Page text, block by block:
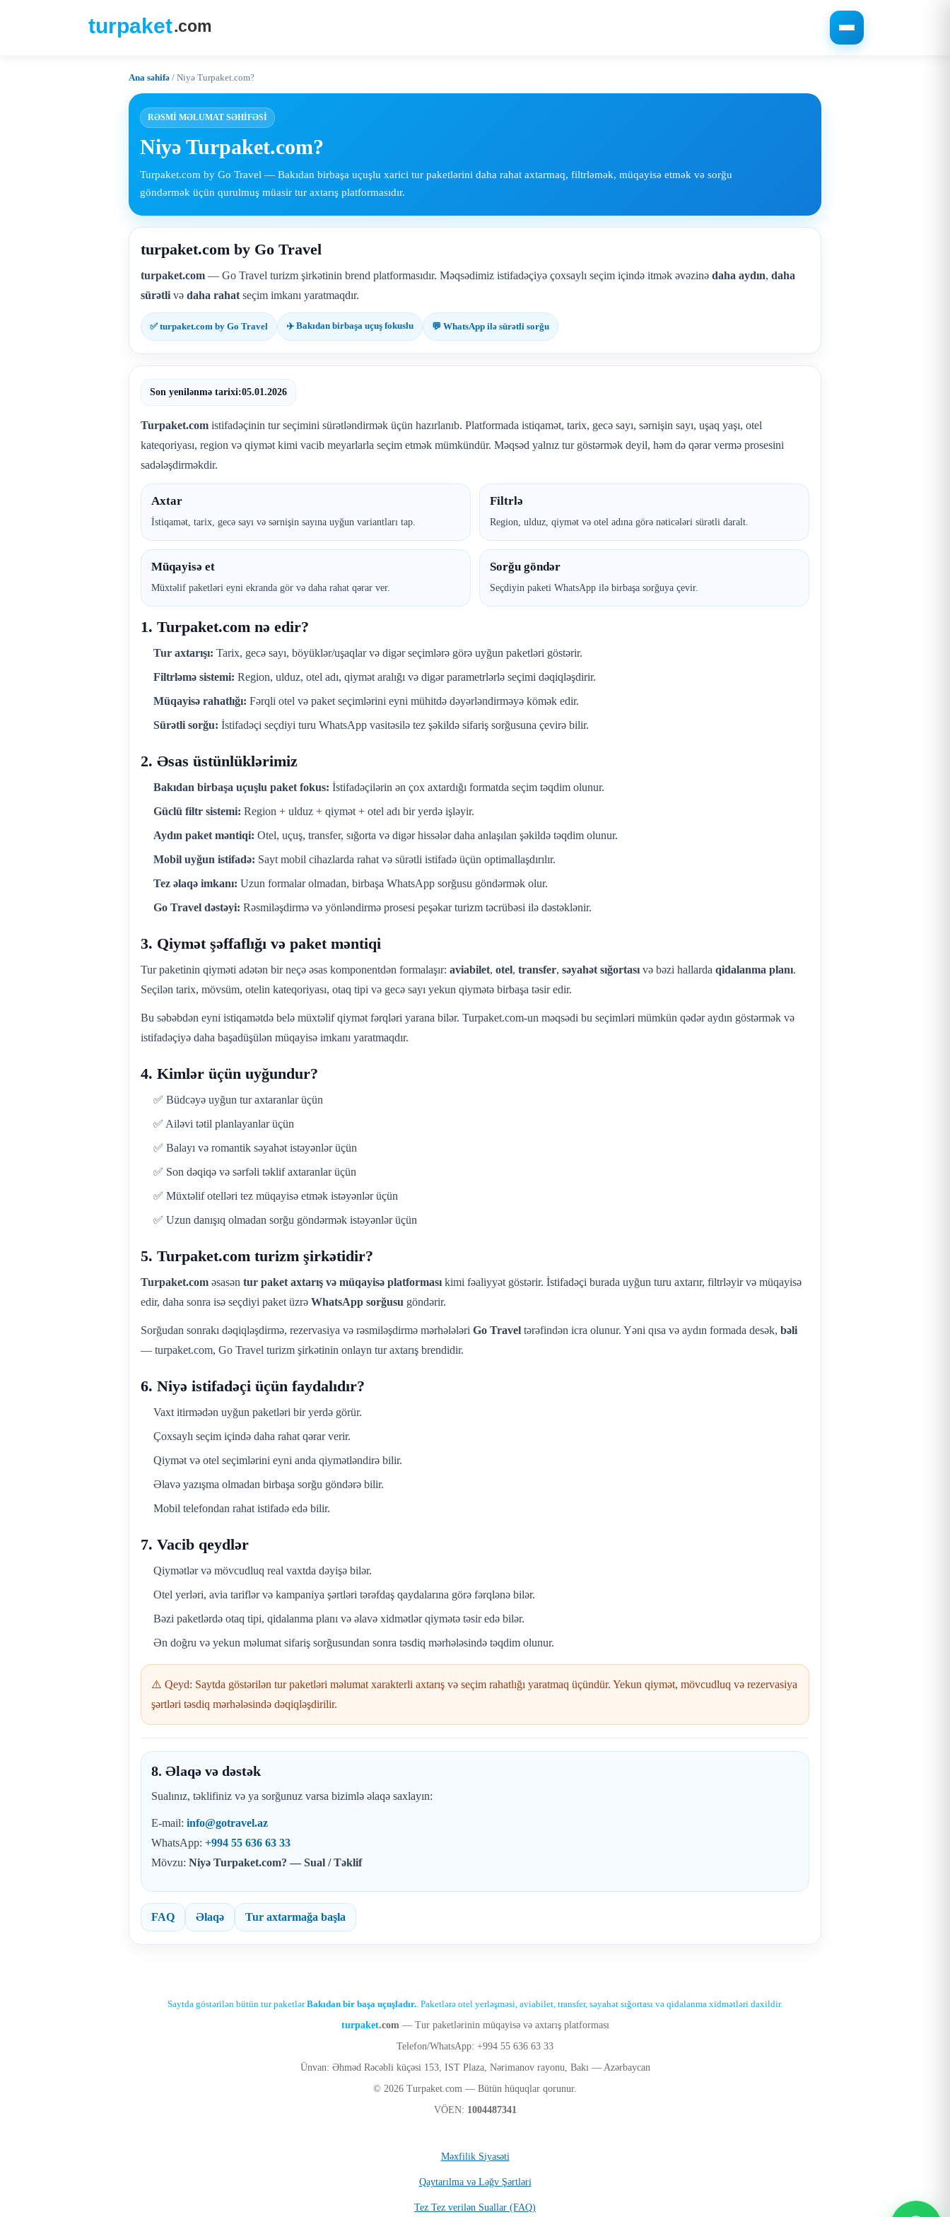
Ana səhifə / Niyə Turpaket.com?
RƏSMİ MƏLUMAT SƏHİFƏSİ
Niyə Turpaket.com?
Turpaket.com by Go Travel — Bakıdan birbaşa uçuşlu xarici tur paketlərini daha rahat axtarmaq, filtrləmək, müqayisə etmək və sorğu
göndərmək üçün qurulmuş müasir tur axtarış platformasıdır.
turpaket.com by Go Travel
turpaket.com — Go Travel turizm şirkətinin brend platformasıdır. Məqsədimiz istifadəçiyə çoxsaylı seçim içində itmək əvəzinə daha aydın, daha
sürətli və daha rahat seçim imkanı yaratmaqdır.
✅ turpaket.com by Go Travel ✈️ Bakıdan birbaşa uçuş fokuslu 💬 WhatsApp ilə sürətli sorğu
Son yenilənmə tarixi:05.01.2026
Turpaket.com istifadəçinin tur seçimini sürətləndirmək üçün hazırlanıb. Platformada istiqamət, tarix, gecə sayı, sərnişin sayı, uşaq yaşı, otel
kateqoriyası, region və qiymət kimi vacib meyarlarla seçim etmək mümkündür. Məqsəd yalnız tur göstərmək deyil, həm də qərar vermə prosesini
sadələşdirməkdir.
Axtar
İstiqamət, tarix, gecə sayı və sərnişin sayına uyğun variantları tap.
Filtrlə
Region, ulduz, qiymət və otel adına görə nəticələri sürətli daralt.
Müqayisə et
Müxtəlif paketləri eyni ekranda gör və daha rahat qərar ver.
Sorğu göndər
Seçdiyin paketi WhatsApp ilə birbaşa sorğuya çevir.
1. Turpaket.com nə edir?
Tur axtarışı: Tarix, gecə sayı, böyüklər/uşaqlar və digər seçimlərə görə uyğun paketləri göstərir.
Filtrləmə sistemi: Region, ulduz, otel adı, qiymət aralığı və digər parametrlərlə seçimi dəqiqləşdirir.
Müqayisə rahatlığı: Fərqli otel və paket seçimlərini eyni mühitdə dəyərləndirməyə kömək edir.
Sürətli sorğu: İstifadəçi seçdiyi turu WhatsApp vasitəsilə tez şəkildə sifariş sorğusuna çevirə bilir.
2. Əsas üstünlüklərimiz
Bakıdan birbaşa uçuşlu paket fokus: İstifadəçilərin ən çox axtardığı formatda seçim təqdim olunur.
Güclü filtr sistemi: Region + ulduz + qiymət + otel adı bir yerdə işləyir.
Aydın paket məntiqi: Otel, uçuş, transfer, sığorta və digər hissələr daha anlaşılan şəkildə təqdim olunur.
Mobil uyğun istifadə: Sayt mobil cihazlarda rahat və sürətli istifadə üçün optimallaşdırılır.
Tez əlaqə imkanı: Uzun formalar olmadan, birbaşa WhatsApp sorğusu göndərmək olur.
Go Travel dəstəyi: Rəsmiləşdirmə və yönləndirmə prosesi peşəkar turizm təcrübəsi ilə dəstəklənir.
3. Qiymət şəffaflığı və paket məntiqi
Tur paketinin qiyməti adətən bir neçə əsas komponentdən formalaşır: aviabilet, otel, transfer, səyahət sığortası və bəzi hallarda qidalanma planı.
Seçilən tarix, mövsüm, otelin kateqoriyası, otaq tipi və gecə sayı yekun qiymətə birbaşa təsir edir.
Bu səbəbdən eyni istiqamətdə belə müxtəlif qiymət fərqləri yarana bilər. Turpaket.com-un məqsədi bu seçimləri mümkün qədər aydın göstərmək və
istifadəçiyə daha başadüşülən müqayisə imkanı yaratmaqdır.
4. Kimlər üçün uyğundur?
✅ Büdcəyə uyğun tur axtaranlar üçün
✅ Ailəvi tətil planlayanlar üçün
✅ Balayı və romantik səyahət istəyənlər üçün
✅ Son dəqiqə və sərfəli təklif axtaranlar üçün
✅ Müxtəlif otelləri tez müqayisə etmək istəyənlər üçün
✅ Uzun danışıq olmadan sorğu göndərmək istəyənlər üçün
5. Turpaket.com turizm şirkətidir?
Turpaket.com əsasən tur paket axtarış və müqayisə platforması kimi fəaliyyət göstərir. İstifadəçi burada uyğun turu axtarır, filtrləyir və müqayisə
edir, daha sonra isə seçdiyi paket üzrə WhatsApp sorğusu göndərir.
Sorğudan sonrakı dəqiqləşdirmə, rezervasiya və rəsmiləşdirmə mərhələləri Go Travel tərəfindən icra olunur. Yəni qısa və aydın formada desək, bəli
— turpaket.com, Go Travel turizm şirkətinin onlayn tur axtarış brendidir.
6. Niyə istifadəçi üçün faydalıdır?
Vaxt itirmədən uyğun paketləri bir yerdə görür.
Çoxsaylı seçim içində daha rahat qərar verir.
Qiymət və otel seçimlərini eyni anda qiymətləndirə bilir.
Əlavə yazışma olmadan birbaşa sorğu göndərə bilir.
Mobil telefondan rahat istifadə edə bilir.
7. Vacib qeydlər
Qiymətlər və mövcudluq real vaxtda dəyişə bilər.
Otel yerləri, avia tariflər və kampaniya şərtləri tərəfdaş qaydalarına görə fərqlənə bilər.
Bəzi paketlərdə otaq tipi, qidalanma planı və əlavə xidmətlər qiymətə təsir edə bilər.
Ən doğru və yekun məlumat sifariş sorğusundan sonra təsdiq mərhələsində təqdim olunur.
⚠️ Qeyd: Saytda göstərilən tur paketləri məlumat xarakterli axtarış və seçim rahatlığı yaratmaq üçündür. Yekun qiymət, mövcudluq və rezervasiya
şərtləri təsdiq mərhələsində dəqiqləşdirilir.
8. Əlaqə və dəstək
Sualınız, təklifiniz və ya sorğunuz varsa bizimlə əlaqə saxlayın:
E-mail: info@gotravel.az
WhatsApp: +994 55 636 63 33
Mövzu: Niyə Turpaket.com? — Sual / Təklif
FAQ Əlaqə Tur axtarmağa başla
Saytda göstərilən bütün tur paketlərBakıdan bir başa uçuşladır.. Paketlərə otel yerləşməsi, aviabilet, transfer, səyahət sığortası və qidalanma xidmətləri daxildir.
turpaket.com— Tur paketlərinin müqayisə və axtarış platforması
Telefon/WhatsApp: +994 55 636 63 33
Ünvan: Əhməd Rəcəbli küçəsi 153, IST Plaza, Nərimanov rayonu, Bakı — Azərbaycan
© 2026 Turpaket.com — Bütün hüquqlar qorunur.
VÖEN: 1004487341
Məxfilik Siyasəti
Qaytarılma və Ləğv Şərtləri
Tez Tez verilən Suallar (FAQ)